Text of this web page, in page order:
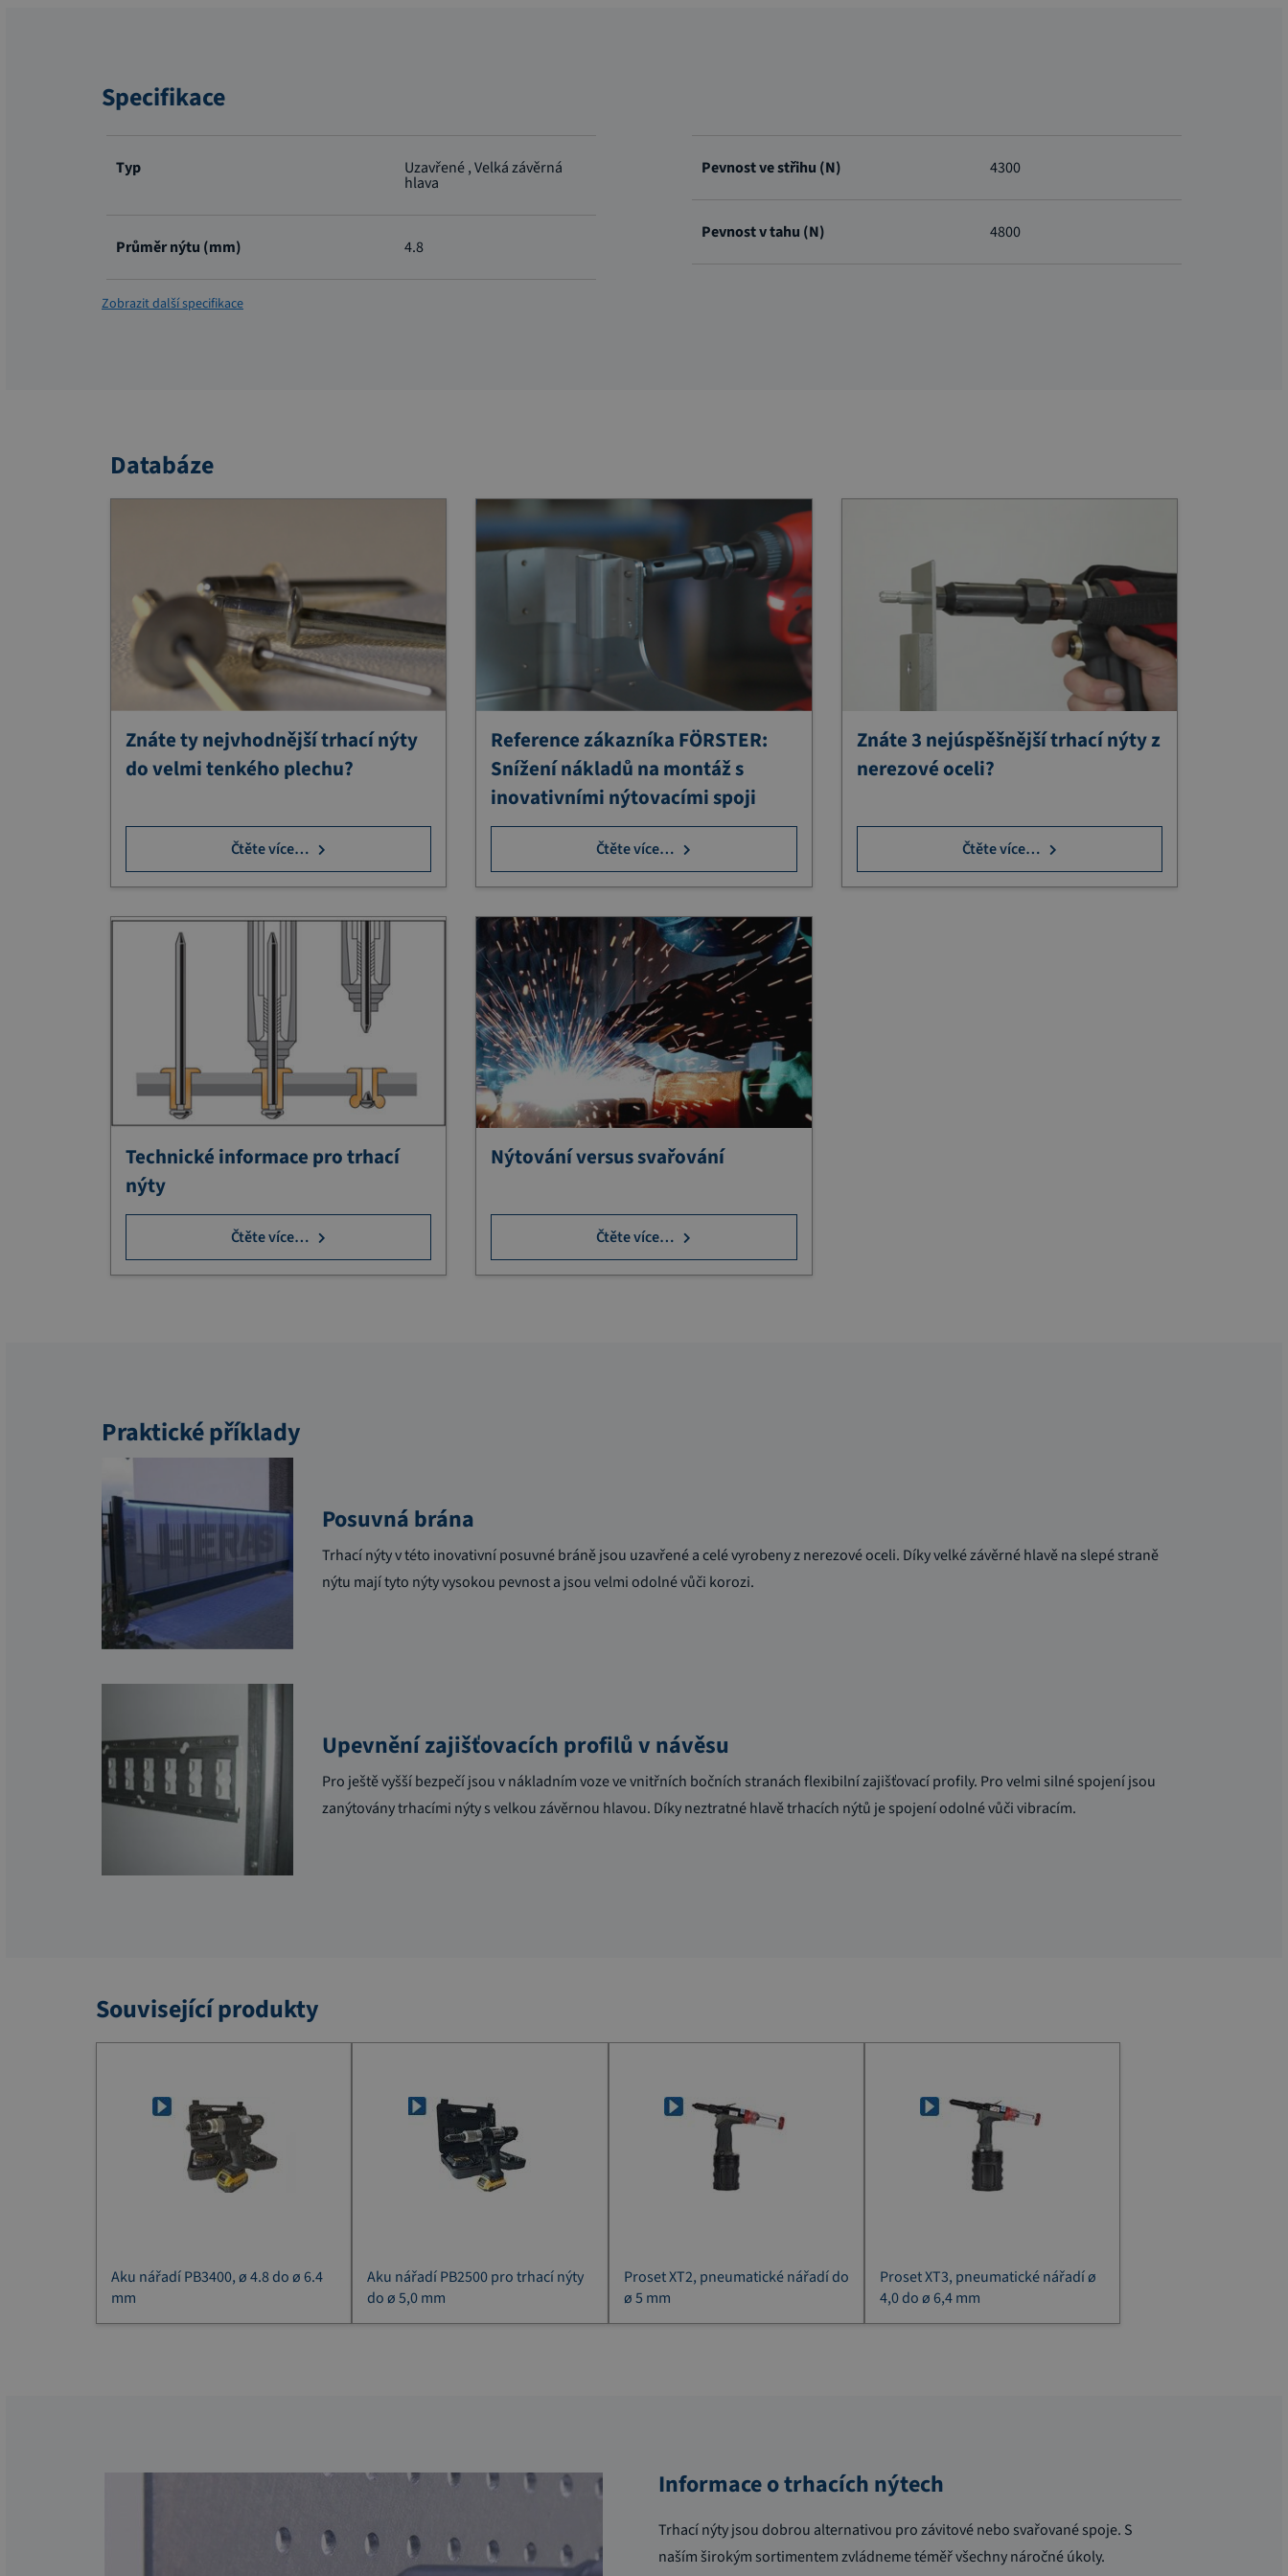
Specifikace
informací
Typ Uzavřené , Velká závěrná
hlava
Průměr nýtu (mm) 4.8
Pevnost ve střihu (N) 4300
Pevnost v tahu (N) 4800
Zobrazit další specifikace
Databáze
Znáte ty nejvhodnější trhací nýty
do velmi tenkého plechu?
Čtěte více…
Reference zákazníka FÖRSTER:
Snížení nákladů na montáž s
inovativními nýtovacími spoji
Čtěte více…
Znáte 3 nejúspěšnější trhací nýty z
nerezové oceli?
Čtěte více…
Technické informace pro trhací
nýty
Čtěte více…
Nýtování versus svařování
Čtěte více…
Praktické příklady
Posuvná brána
Trhací nýtyv této inovativní posuvné bráně jsou uzavřené a celé vyrobeny z nerezové oceli. Díky velké závěrné hlavě na slepé straně
nýtu mají tyto nýty vysokou pevnost a jsou velmi odolné vůči korozi.
Upevnění zajišťovacích profilů v návěsu
Pro ještě vyšší bezpečí jsou v nákladním voze ve vnitřních bočních stranách flexibilní zajišťovací profily. Pro velmi silné spojení jsou
zanýtovány trhacími nýty s velkou závěrnou hlavou. Díky neztratné hlavě trhacích nýtů je spojení odolné vůči vibracím.
Související produkty
Aku nářadí PB3400, ø 4.8 do ø 6.4
mm
Aku nářadí PB2500 pro trhací nýty
do ø 5,0 mm
Proset XT2, pneumatické nářadí do
ø 5 mm
Proset XT3, pneumatické nářadí ø
4,0 do ø 6,4 mm
Informace o trhacích nýtech
Trhací nýty jsou dobrou alternativou pro závitové nebo svařované spoje. S
naším širokým sortimentem zvládneme téměř všechny náročné úkoly.